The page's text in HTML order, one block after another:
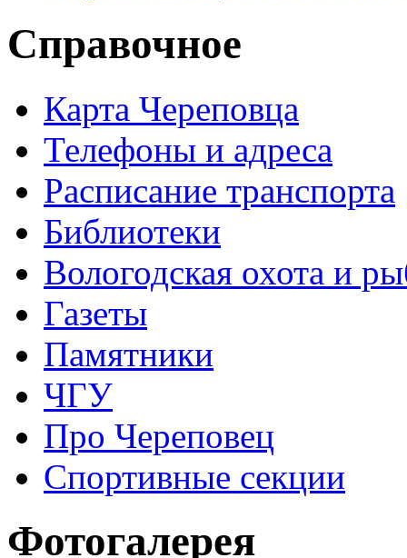
Справочное
Карта Череповца
Телефоны и адреса
Расписание транспорта
Библиотеки
Вологодская охота и
Газеты
Памятники
ЧГУ
Про Череповец
Спортивные секции
Фотогалерея